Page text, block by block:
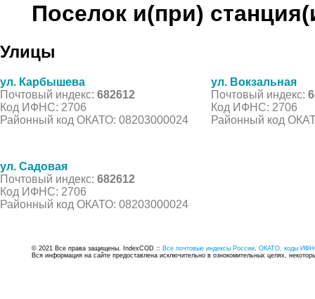
Поселок и(при)
Улицы
ул. Карбышева
Почтовый индекс: 682612
Код ИФНС: 2706
Районный код ОКАТО: 08203000024
ул. Вокзальная
Почтовый индекс:
Код ИФНС: 2706
Районный код
ул. Садовая
Почтовый индекс: 682612
Код ИФНС: 2706
Районный код ОКАТО: 08203000024
© 2021 Все права защищены. IndexCOD :: Все почтовые индексы России, ОКАТО, коды
Вся информация на сайте предоставлена исключительно в ознокомительных целях,